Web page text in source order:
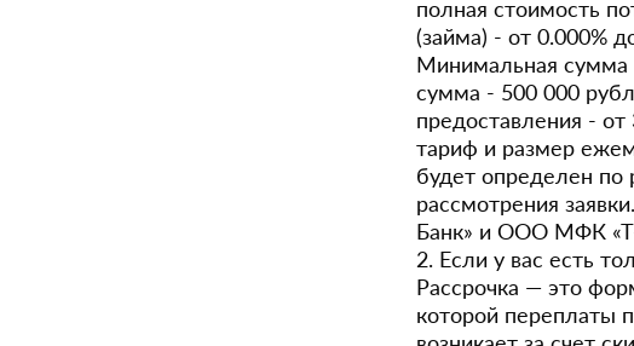
полная стоимость
(займа) - от 0.000%
Минимальная сумма
сумма - 500 000
предоставления -
тариф и размер
будет определен по
рассмотрения
Банк» и ООО МФК
2. Если у вас есть
Рассрочка — это
которой переплаты